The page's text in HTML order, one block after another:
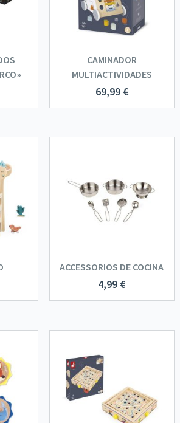
CAMINADOR
MULTIACTIVIDADES
69,99 €
ACCESSORIOS DE COCINA
4,99 €